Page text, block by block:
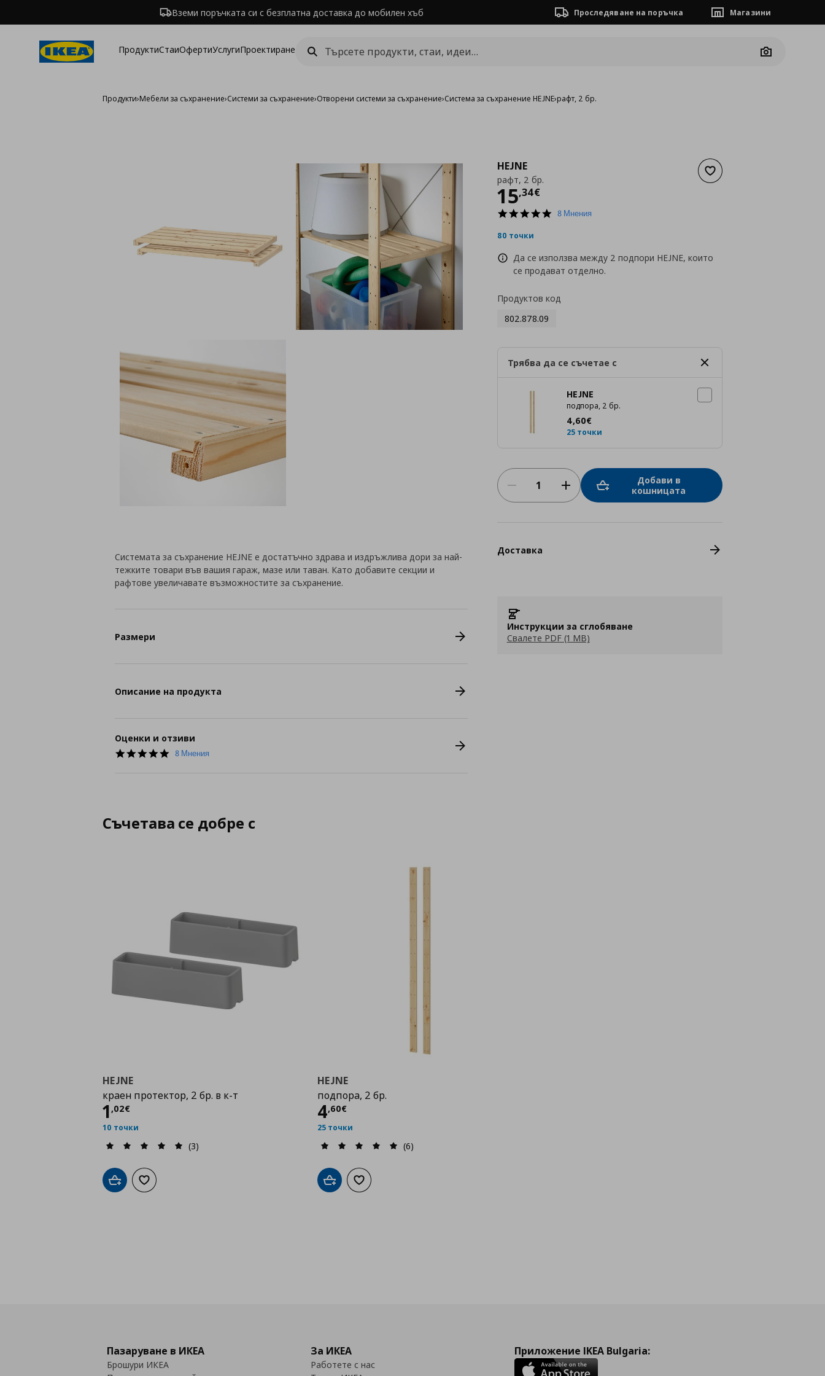
Вземи поръчката си с безплатна доставка до мобилен хъб Проследяване на поръчка Магазини
ПродуктиСтаиОфертиУслугиПроектиране
Camera
Продукти›Мебели за съхранение›Системи за съхранение›Отворени системи за съхранение›Система за съхранение HEJNE›рафт, 2 бр.
Добави към списъка с
HEJNE
рафт, 2 бр.
15,34€
Цена
5.08 Мнения
80 точки
Да се използва между 2 подпори HEJNE, които
се продават отделно.
Продуктов код
802.878.09
Трябва да се съчетае с
HEJNE
подпора, 2 бр.
4,60€
Цена4,60 €
25 точки
Добави в
кошницата
Доставка
Инструкции за сглобяване
Свалете PDF (1 MB)
Системата за съхранение HEJNE е достатъчно здрава и издръжлива дори за най-
тежките товари във вашия гараж, мазе или таван. Като добавите секции и
рафтове увеличавате възможностите за съхранение.
Размери
Описание на продукта
Оценки и отзиви
5.0
8 Мнения
Съчетава се добре с
HEJNE
краен протектор, 2 бр. в к-т
1,02€
Цена
10 точки
(3)
Добави в кошницата
Добави към списъка с любими
HEJNE
подпора, 2 бр.
4,60€
Цена
25 точки
(6)
Добави в кошницата
Добави към списъка с любими
Пазаруване в ИКЕА
Брошури ИКЕА
За ИКЕА
Работете с нас
Приложение IKEA Bulgaria: